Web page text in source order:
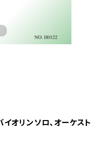
オリンソロ、オーケスト